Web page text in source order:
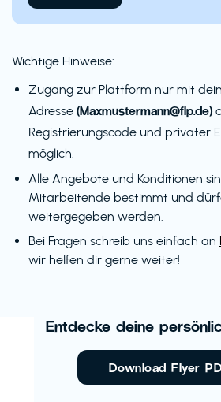
Wichtige Hinweise:
Zugang zur Plattform nur mit
Adresse (Maxmustermann@flp.de)
Registrierungscode und privater
möglich.
Alle Angebote und Konditionen
Mitarbeitende bestimmt und
weitergegeben werden.
Bei Fragen schreib uns einfach an
wir helfen dir gerne weiter!
Entdecke deine
Download Flyer